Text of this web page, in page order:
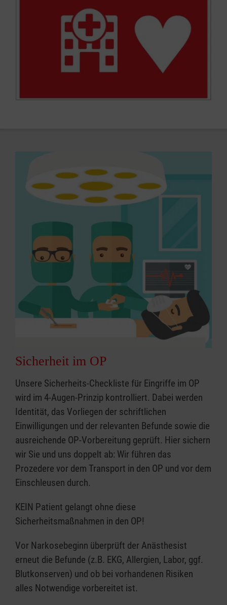
Sicherheit im OP
Unsere Sicherheits-Checkliste für Eingriffe im OP
wird im 4-Augen-Prinzip kontrolliert. Dabei werden
Identität, das Vorliegen der schriftlichen
Einwilligungen und der relevanten Befunde sowie die
ausreichende OP-Vorbereitung geprüft. Hier sichern
wir Sie und uns doppelt ab: Wir führen das
Prozedere vor dem Transport in den OP und vor dem
Einschleusen durch.
KEIN Patient gelangt ohne diese
Sicherheitsmaßnahmen in den OP!
Vor Narkosebeginn überprüft der Anästhesist
erneut die Befunde (z.B. EKG, Allergien, Labor, ggf.
Blutkonserven) und ob bei vorhandenen Risiken
alles Notwendige vorbereitet ist.